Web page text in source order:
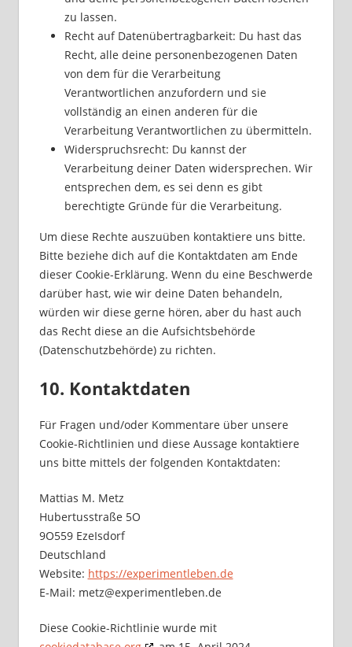
zu lassen.
Recht auf Datenübertragbarkeit: Du hast das
Recht, alle deine personenbezogenen Daten
von dem für die Verarbeitung
Verantwortlichen anzufordern und sie
vollständig an einen anderen für die
Verarbeitung Verantwortlichen zu übermitteln.
Widerspruchsrecht: Du kannst der
Verarbeitung deiner Daten widersprechen. Wir
entsprechen dem, es sei denn es gibt
berechtigte Gründe für die Verarbeitung.
Um diese Rechte auszuüben kontaktiere uns bitte.
Bitte beziehe dich auf die Kontaktdaten am Ende
dieser Cookie-Erklärung. Wenn du eine Beschwerde
darüber hast, wie wir deine Daten behandeln,
würden wir diese gerne hören, aber du hast auch
das Recht diese an die Aufsichtsbehörde
(Datenschutzbehörde) zu richten.
10. Kontaktdaten
Für Fragen und/oder Kommentare über unsere
Cookie-Richtlinien und diese Aussage kontaktiere
uns bitte mittels der folgenden Kontaktdaten:
Mattias M. Metz
Hubertusstraße 5O
9O559 EzeIsdorf
Deutschland
Website: https://experimentleben.de
E-Mail: metz@experimentleben.de
Diese Cookie-Richtlinie wurde mit